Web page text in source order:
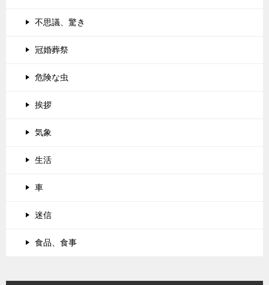
不思議、驚き
冠婚葬祭
危険な虫
挨拶
気象
生活
車
迷信
食品、食事